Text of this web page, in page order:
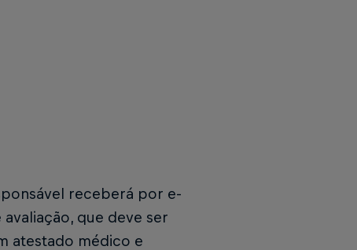
receberá por e-
que deve ser
atestado médico e